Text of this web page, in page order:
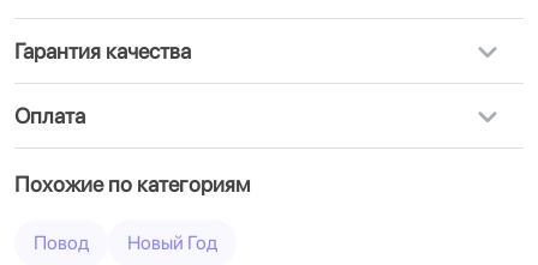
Гарантия качества
Оплата
Похожие по категориям
Повод Новый Год